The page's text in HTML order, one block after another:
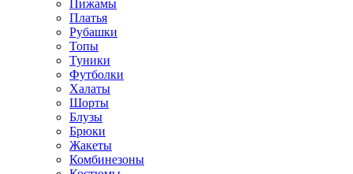
Пижамы
Платья
Рубашки
Топы
Туники
Футболки
Халаты
Шорты
Блузы
Брюки
Жакеты
Комбинезоны